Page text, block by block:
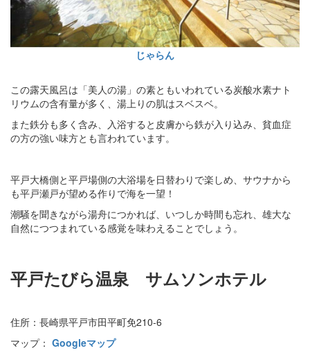
じゃらん
この露天風呂は「美人の湯」の素ともいわれている炭酸水素ナト
リウムの含有量が多く、湯上りの肌はスベスベ。
また鉄分も多く含み、入浴すると皮膚から鉄が入り込み、貧血症
の方の強い味方とも言われています。
平戸大橋側と平戸場側の大浴場を日替わりで楽しめ、サウナから
も平戸瀬戸が望める作りで海を一望！
潮騒を聞きながら湯舟につかれば、いつしか時間も忘れ、雄大な
自然につつまれている感覚を味わえることでしょう。
平戸たびら温泉 サムソンホテル
住所：長崎県平戸市田平町免210-6
マップ： Googleマップ